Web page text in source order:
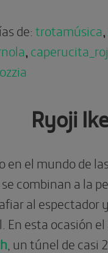
de:trotamúsica,
,
Ryoji
en el mundo de
combinan a la
al
En esta ocasión
, un túnel de